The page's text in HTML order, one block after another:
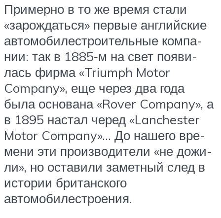
При­мер­но в то же вре­мя ста­ли
«зарож­дать­ся» пер­вые англий­ские
авто­мо­би­ле­стро­и­тель­ные ком­па­
нии: так в 1885‑м на свет появи­
лась фир­ма «Triumph Motor
Company», еще через два года
была осно­ва­на «Rover Company», а
в 1895 настал черед «Lanchester
Motor Company»… До наше­го вре­
ме­ни эти про­из­во­ди­те­ли «не дожи­
ли», но оста­ви­ли замет­ный след в
исто­рии бри­тан­ско­го
автомобилестроения.